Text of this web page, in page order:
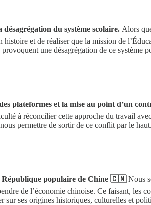
du système scolaire. Alors
et de réaliser que la mission de
une désagrégation de ce système
plateformes et la mise au point d’un
à réconcilier cette approche du travail
permettre de sortir de ce conflit par le haut.
République populaire de Chine 🇨🇳Nous
de l’économie chinoise. Ce faisant,
sur ses origines historiques, culturelles et